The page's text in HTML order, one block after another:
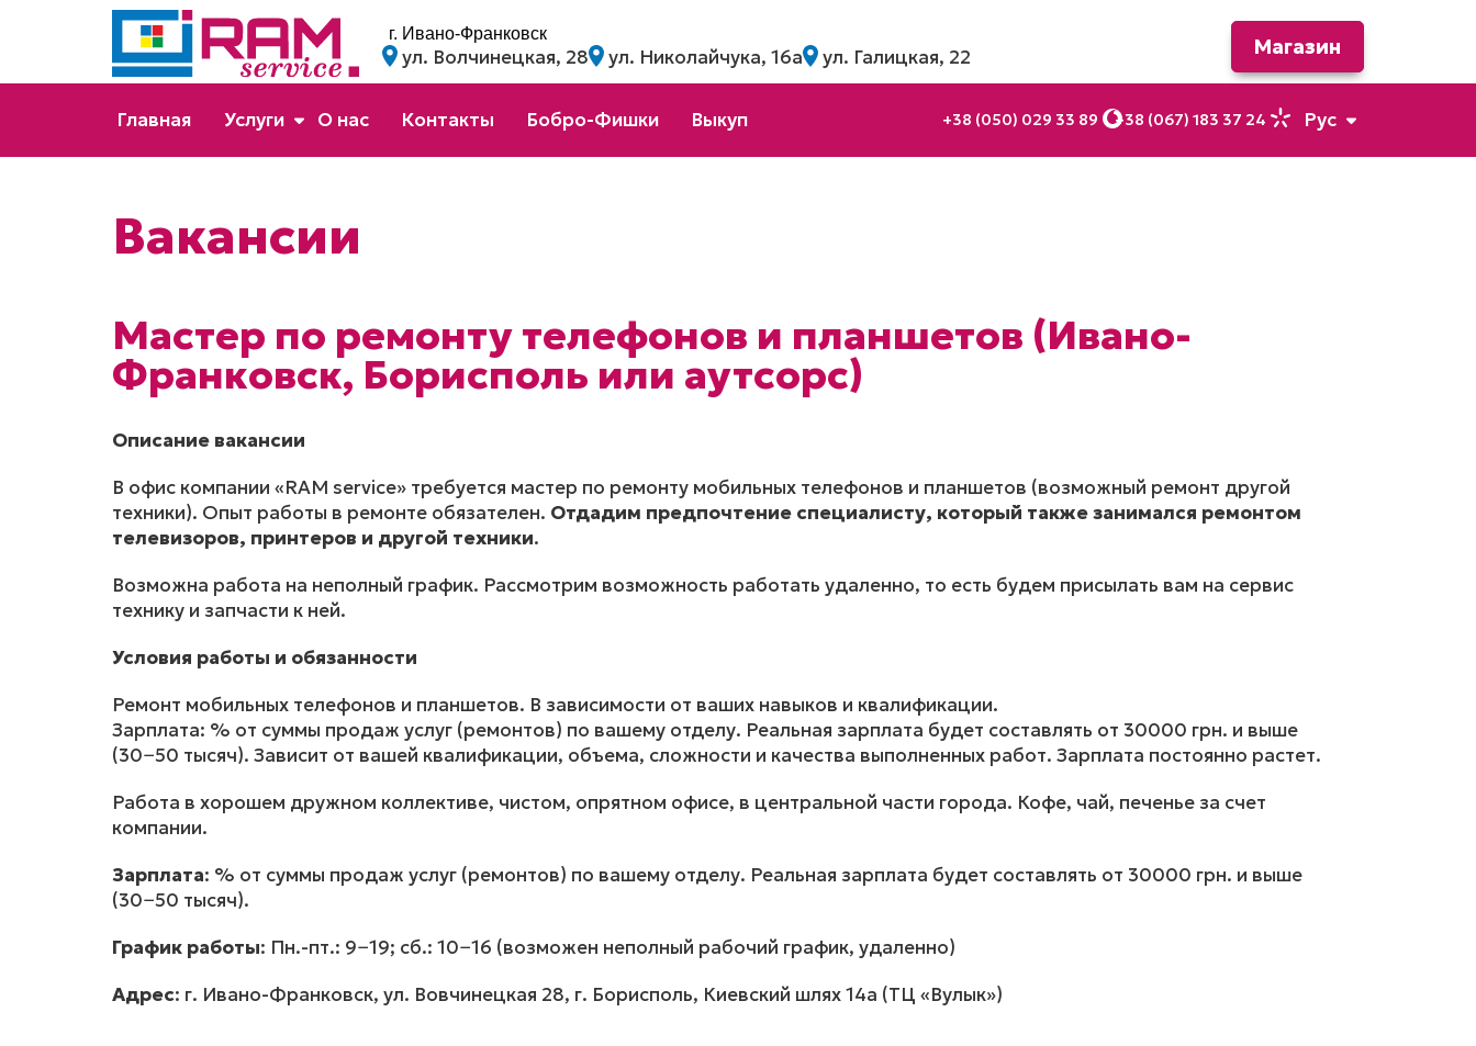
г. Ивано-Франковск
ул. Волчинецкая, 28 ул. Николайчука, 16а ул. Галицкая, 22 Магазин
Главная Услуги О нас Контакты Бобро-Фишки Выкуп +38 (050) 029 33 89 +38 (067) 183 37 24 Рус
Вакансии
Мастер по ремонту телефонов и планшетов (Ивано-
Франковск, Борисполь или аутсорс)
Описание вакансии
В офис компании «RAM service» требуется мастер по ремонту мобильных телефонов и планшетов (возможный ремонт другой
техники). Опыт работы в ремонте обязателен. Отдадим предпочтение специалисту, который также занимался ремонтом
телевизоров, принтеров и другой техники.
Возможна работа на неполный график. Рассмотрим возможность работать удаленно, то есть будем присылать вам на сервис
технику и запчасти к ней.
Условия работы и обязанности
Ремонт мобильных телефонов и планшетов. В зависимости от ваших навыков и квалификации.
Зарплата: % от суммы продаж услуг (ремонтов) по вашему отделу. Реальная зарплата будет составлять от 30000 грн. и выше
(30−50 тысяч). Зависит от вашей квалификации, объема, сложности и качества выполненных работ. Зарплата постоянно растет.
Работа в хорошем дружном коллективе, чистом, опрятном офисе, в центральной части города. Кофе, чай, печенье за счет
компании.
Зарплата: % от суммы продаж услуг (ремонтов) по вашему отделу. Реальная зарплата будет составлять от 30000 грн. и выше
(30−50 тысяч).
График работы: Пн.-пт.: 9−19; сб.: 10−16 (возможен неполный рабочий график, удаленно)
Адрес: г. Ивано-Франковск, ул. Вовчинецкая 28, г. Борисполь, Киевский шлях 14а (ТЦ «Вулык»)